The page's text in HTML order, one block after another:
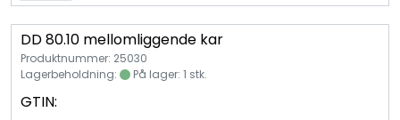
DD 80.10 mellomliggende kar
Produktnummer: 25030
Lagerbeholdning:
På lager: 1 stk.
GTIN: